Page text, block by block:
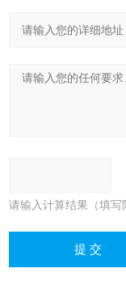
请输入计算结果（填